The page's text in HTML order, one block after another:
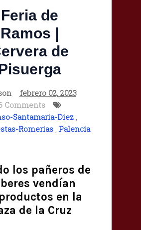
Feria de
Ramos |
de
febrero 02, 2023
Comments
Santamaria-Diez ,
Romerias , Palencia
los pañeros de
vendían
en la
de la Cruz